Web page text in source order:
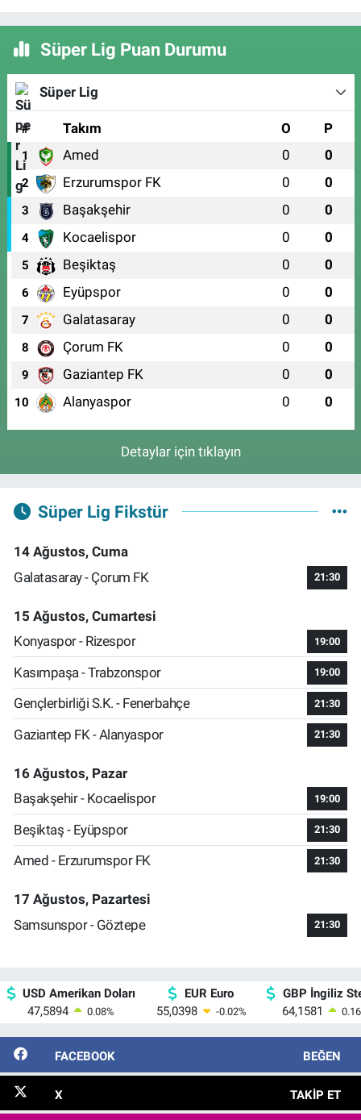
Süper Lig Puan Durumu
Süper Lig
# Takım O P
1 Amed 0 0
2 Erzurumspor FK 0 0
3 Başakşehir 0 0
4 Kocaelispor 0 0
5 Beşiktaş 0 0
6 Eyüpspor 0 0
7 Galatasaray 0 0
8 Çorum FK 0 0
9 Gaziantep FK 0 0
10 Alanyaspor 0 0
Detaylar için tıklayın
Süper Lig Fikstür
14 Ağustos, Cuma
Galatasaray - Çorum FK
21:30
15 Ağustos, Cumartesi
Konyaspor - Rizespor
19:00
Kasımpaşa - Trabzonspor 19:00
Gençlerbirliği S.K. - Fenerbahçe 21:30
Gaziantep FK - Alanyaspor 21:30
16 Ağustos, Pazar
Başakşehir - Kocaelispor
19:00
Beşiktaş - Eyüpspor 21:30
Amed - Erzurumspor FK 21:30
17 Ağustos, Pazartesi
Samsunspor - Göztepe
21:30
USD Amerikan Doları
47,5894
0.08%
EUR Euro
55,0398
-0.02%
GBP İngiliz
64,1581
0.16
FACEBOOK BEĞEN
X TAKIP ET